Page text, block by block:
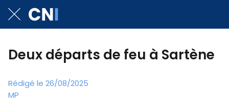
Deux départs de feu à Sartène
Rédigé le 26/08/2025
MP